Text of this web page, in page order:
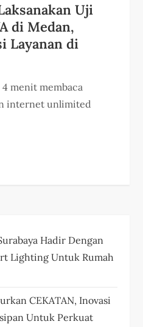
Uji
di Medan,
Layanan di
4 menit membaca
internet unlimited
Hadir Dengan
Lighting Untuk Rumah
CEKATAN, Inovasi
Untuk Perkuat